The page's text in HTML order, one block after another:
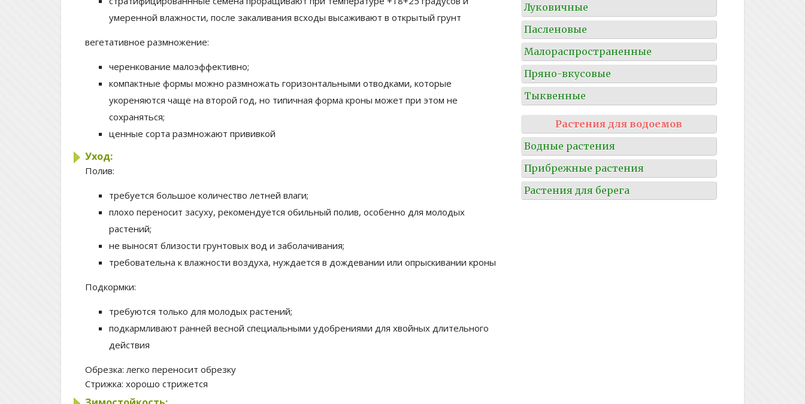
умеренной влажности, после закаливания всходы высаживают в открытый грунт
вегетативное размножение:
черенкование малоэффективно;
компактные формы можно размножать горизонтальными отводками, которые
укореняются чаще на второй год, но типичная форма кроны может при этом не
сохраняться;
ценные сорта размножают прививкой
Уход:
Полив:
требуется большое количество летней влаги;
плохо переносит засуху, рекомендуется обильный полив, особенно для молодых
растений;
не выносят близости грунтовых вод и заболачивания;
требовательна к влажности воздуха, нуждается в дождевании или опрыскивании кроны
Подкормки:
требуются только для молодых растений;
подкармливают ранней весной специальными удобрениями для хвойных длительного
действия
Обрезка: легко переносит обрезку
Стрижка: хорошо стрижется
Луковичные
Пасленовые
Малораспространенные
Пряно-вкусовые
Тыквенные
Растения для водоемов
Водные растения
Прибрежные растения
Растения для берега